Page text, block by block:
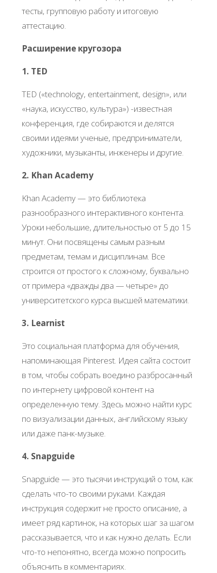
тесты, групповую работу и итоговую
аттестацию.
Расширение кругозора
1. TED
TED («technology, entertainment, design», или
«наука, искусство, культура») -известная
конференция, где собираются и делятся
своими идеями ученые, предприниматели,
художники, музыканты, инженеры и другие.
2. Khan Academy
Khan Academy — это библиотека
разнообразного интерактивного контента.
Уроки небольшие, длительностью от 5 до 15
минут. Они посвящены самым разным
предметам, темам и дисциплинам. Все
строится от простого к сложному, буквально
от примера «дважды два — четыре» до
университетского курса высшей математики.
3. Learnist
Это социальная платформа для обучения,
напоминающая Pinterest. Идея сайта состоит
в том, чтобы собрать воедино разбросанный
по интернету цифровой контент на
определенную тему. Здесь можно найти курс
по визуализации данных, английскому языку
или даже панк-музыке.
4. Snapguide
Snapguide — это тысячи инструкций о том, как
сделать что-то своими руками. Каждая
инструкция содержит не просто описание, а
имеет ряд картинок, на которых шаг за шагом
рассказывается, что и как нужно делать. Если
что-то непонятно, всегда можно попросить
объяснить в комментариях.